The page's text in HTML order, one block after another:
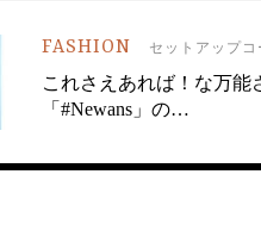
FASHION セットアップコ
これさえあれば！な万能
「#Newans」の…